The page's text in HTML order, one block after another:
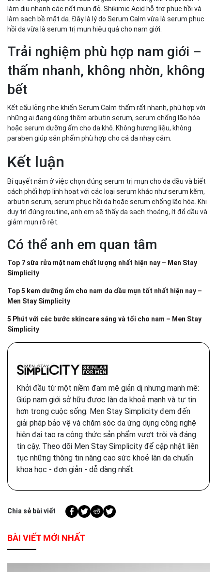
làm dịu nhanh các nốt mụn đỏ. Shikimic Acid hỗ trợ phục hồi và
làm sạch bề mặt da. Đây là lý do Serum Calm vừa là serum phục
hồi da vừa là serum trị mụn hiệu quả cho nam giới.
Trải nghiệm phù hợp nam giới –
thấm nhanh, không nhờn, không
bết
Kết cấu lỏng nhẹ khiến Serum Calm thấm rất nhanh, phù hợp với
những ai đang dùng thêm arbutin serum, serum chống lão hóa
hoặc serum dưỡng ẩm cho da khô. Không hương liệu, không
paraben giúp sản phẩm phù hợp cho cả da nhạy cảm.
Kết luận
Bí quyết nằm ở việc chọn đúng serum trị mụn cho da dầu và biết
cách phối hợp linh hoạt với các loại serum khác như serum kẽm,
arbutin serum, serum phục hồi da hoặc serum chống lão hóa. Khi
duy trì đúng routine, anh em sẽ thấy da sạch thoáng, ít đổ dầu và
giảm mụn rõ rệt.
Có thể anh em quan tâm
Top 7 sữa rửa mặt nam chất lượng nhất hiện nay – Men Stay
Simplicity
Top 5 kem dưỡng ẩm cho nam da dầu mụn tốt nhất hiện nay –
Men Stay Simplicity
5 Phút với các bước skincare sáng và tối cho nam – Men Stay
Simplicity
Khởi đầu từ một niềm đam mê giản dị nhưng mạnh mẽ:
Giúp nam giới sở hữu được làn da khoẻ mạnh và tự tin
hơn trong cuộc sống. Men Stay Simplicity đem đến
giải pháp bảo vệ và chăm sóc da ứng dụng công nghệ
hiện đại tạo ra công thức sản phẩm vượt trội và đáng
tin cậy. Theo dõi Men Stay Simplicity để cập nhật liên
tục những thông tin nâng cao sức khoẻ làn da chuẩn
khoa học - đơn giản - dễ dàng nhất.
Chia sẻ bài viết
BÀI VIẾT MỚI NHẤT